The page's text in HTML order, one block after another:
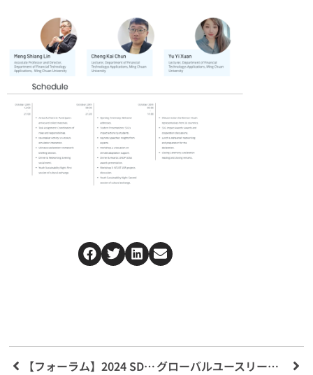
【フォーラム】2024 SDGsユースリーダーシップフォーラム グローバルユースリーダーシッププログラム UN-SDGs（沖縄）トレーニングキャンプ＆フォーラム